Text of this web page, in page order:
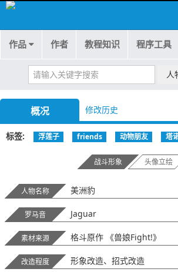
作品 作者 教程知识 程序工具
人
概况 修改历史
标签 浮莲子 friends 动物朋友 塔
战斗形象 头像立绘
人物名称 美洲豹
罗马音 Jaguar
素材来源 格斗原作 《兽娘Fight!》
改造程度 形象改造、招式改造